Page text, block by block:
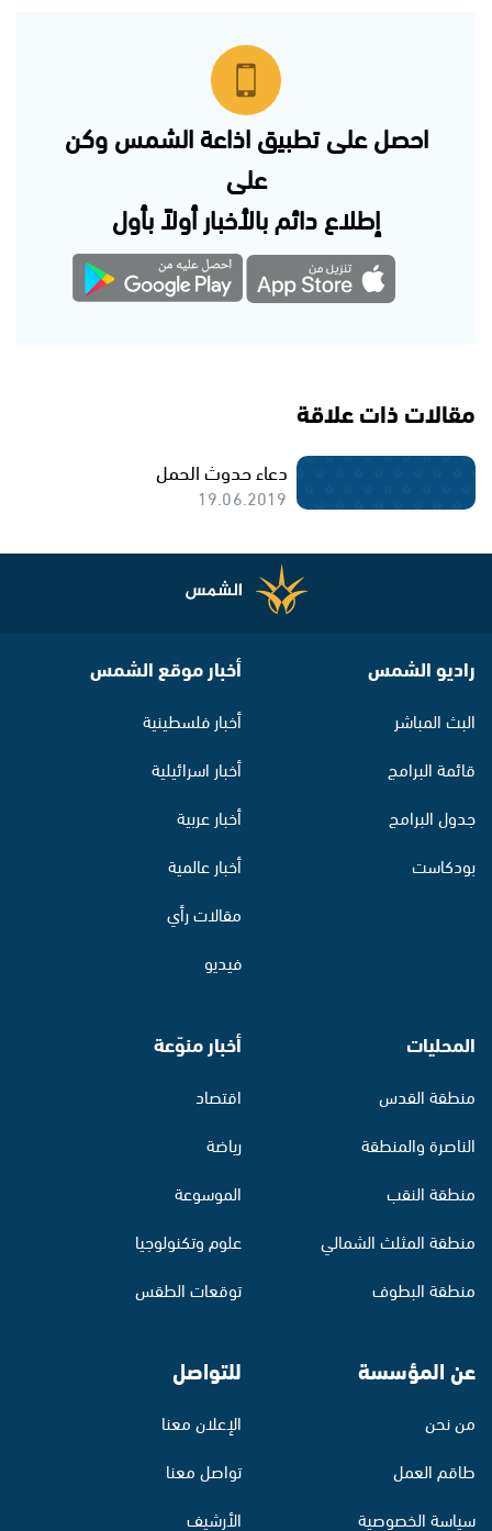
احصل على تطبيق اذاعة الشمس وكن
على
إطلاع دائم بالأخبار أولاً بأول
مقالات ذات علاقة
دعاء حدوث الحمل
19.06.2019
راديو الشمس
البث المباشر
قائمة البرامج
جدول البرامج
بودكاست
أخبار موقع الشمس
أخبار فلسطينية
أخبار اسرائيلية
أخبار عربية
أخبار عالمية
مقالات رأي
فيديو
المحليات
منطقة القدس
الناصرة والمنطقة
منطقة النقب
منطقة المثلث الشمالي
منطقة البطوف
أخبار منوّعة
اقتصاد
رياضة
الموسوعة
علوم وتكنولوجيا
توقعات الطقس
عن المؤسسة
من نحن
طاقم العمل
سياسة الخصوصية
للتواصل
الإعلان معنا
تواصل معنا
الأرشيف